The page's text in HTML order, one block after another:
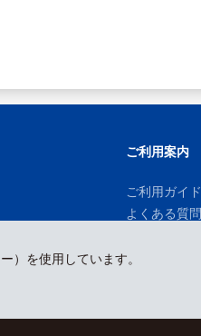
）を使用しています。
ご利用案内
ご利用ガイド
よくある質問